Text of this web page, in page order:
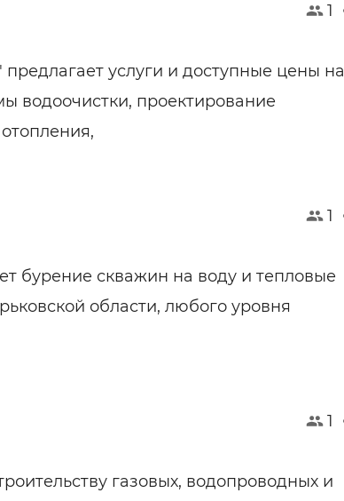
1
услуги и доступные цены на
водоочистки, проектирование
1
бурение скважин на воду и тепловые
области, любого уровня
1
газовых, водопроводных и